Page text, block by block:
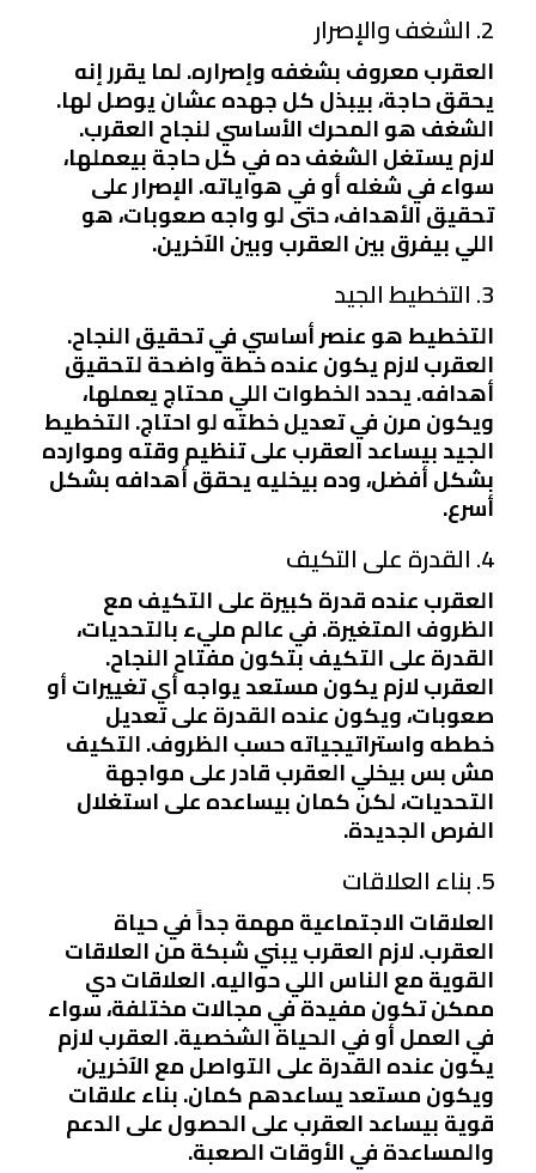
2. الشغف والإصرار
العقرب معروف بشغفه وإصراره. لما يقرر إنه
يحقق حاجة، بيبذل كل جهده عشان يوصل لها.
الشغف هو المحرك الأساسي لنجاح العقرب.
لازم يستغل الشغف ده في كل حاجة بيعملها،
سواء في شغله أو في هواياته. الإصرار على
تحقيق الأهداف، حتى لو واجه صعوبات، هو
اللي بيفرق بين العقرب وبين الآخرين.
3. التخطيط الجيد
التخطيط هو عنصر أساسي في تحقيق النجاح.
العقرب لازم يكون عنده خطة واضحة لتحقيق
أهدافه. يحدد الخطوات اللي محتاج يعملها،
ويكون مرن في تعديل خطته لو احتاج. التخطيط
الجيد بيساعد العقرب على تنظيم وقته وموارده
بشكل أفضل، وده بيخليه يحقق أهدافه بشكل
أسرع.
4. القدرة على التكيف
العقرب عنده قدرة كبيرة على التكيف مع
الظروف المتغيرة. في عالم مليء بالتحديات،
القدرة على التكيف بتكون مفتاح النجاح.
العقرب لازم يكون مستعد يواجه أي تغييرات أو
صعوبات، ويكون عنده القدرة على تعديل
خططه واستراتيجياته حسب الظروف. التكيف
مش بس بيخلي العقرب قادر على مواجهة
التحديات، لكن كمان بيساعده على استغلال
الفرص الجديدة.
5. بناء العلاقات
العلاقات الاجتماعية مهمة جداً في حياة
العقرب. لازم العقرب يبني شبكة من العلاقات
القوية مع الناس اللي حواليه. العلاقات دي
ممكن تكون مفيدة في مجالات مختلفة، سواء
في العمل أو في الحياة الشخصية. العقرب لازم
يكون عنده القدرة على التواصل مع الآخرين،
ويكون مستعد يساعدهم كمان. بناء علاقات
قوية بيساعد العقرب على الحصول على الدعم
والمساعدة في الأوقات الصعبة.